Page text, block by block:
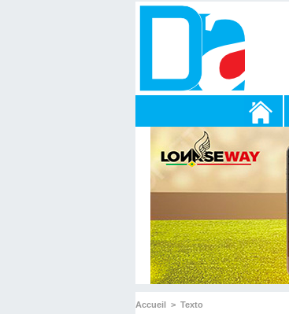
Accueil > Texto